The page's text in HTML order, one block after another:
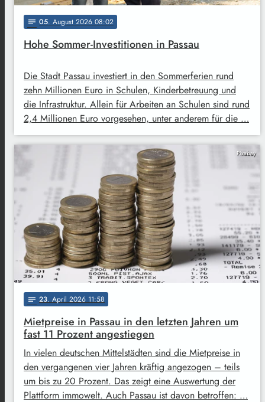
notes 05. August 2026 08:02
Hohe Sommer-Investitionen in Passau
Die Stadt Passau investiert in den Sommerferien rund
zehn Millionen Euro in Schulen, Kinderbetreuung und
die Infrastruktur. Allein für Arbeiten an Schulen sind rund
2,4 Millionen Euro vorgesehen, unter anderem für die …
Pixabay
notes 23. April 2026 11:58
Mietpreise in Passau in den letzten Jahren um
fast 11 Prozent angestiegen
In vielen deutschen Mittelstädten sind die Mietpreise in
den vergangenen vier Jahren kräftig angezogen – teils
um bis zu 20 Prozent. Das zeigt eine Auswertung der
Plattform immowelt. Auch Passau ist davon betroffen: …